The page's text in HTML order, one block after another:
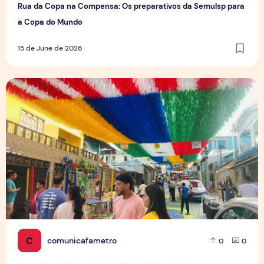
Rua da Copa na Compensa: Os preparativos da Semulsp para
a Copa do Mundo
15 de June de 2026
C comunicafametro 0 0
O povo brasileiro e o futebol: identidade, paixão e